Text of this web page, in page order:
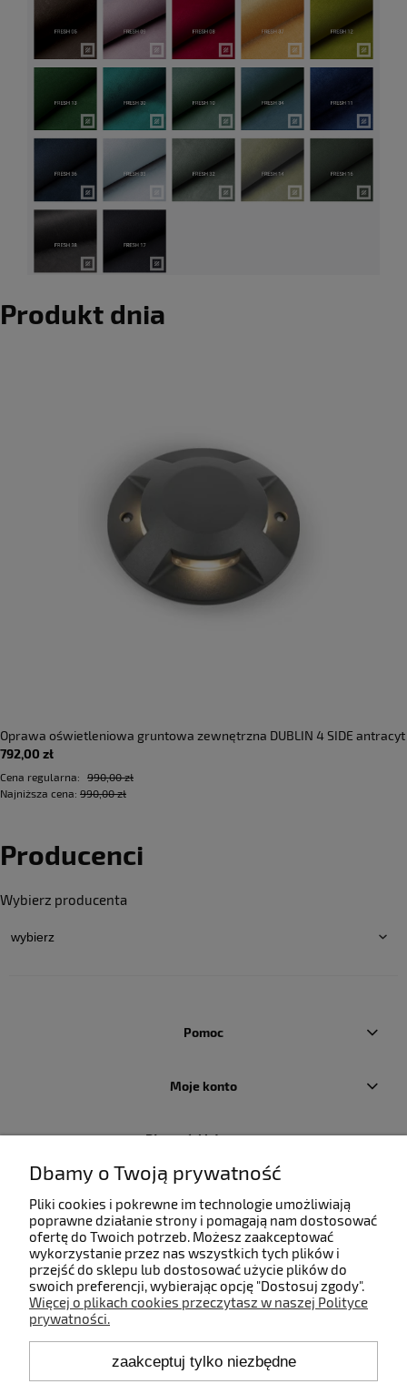
Produkt dnia
Oprawa oświetleniowa gruntowa zewnętrzna DUBLIN 4 SIDE antracyt
- LED COB 4x3W 3000K 205lm 100-240V IP67 4x36°- HOFF LIGHT
792,00 zł
Cena regularna:
990,00 zł
Najniższa cena: 990,00 zł
Producenci
Wybierz producenta
Pomoc
Moje konto
Płatności i dostawa
O nas
Kontakt
+48 660 808 853
Dbamy o Twoją prywatność
Pliki cookies i pokrewne im technologie umożliwiają
poprawne działanie strony i pomagają nam dostosować
ofertę do Twoich potrzeb. Możesz zaakceptować
wykorzystanie przez nas wszystkich tych plików i
przejść do sklepu lub dostosować użycie plików do
swoich preferencji, wybierając opcję "Dostosuj zgody".
Więcej o plikach cookies przeczytasz w naszej Polityce
prywatności.
zaakceptuj tylko niezbędne